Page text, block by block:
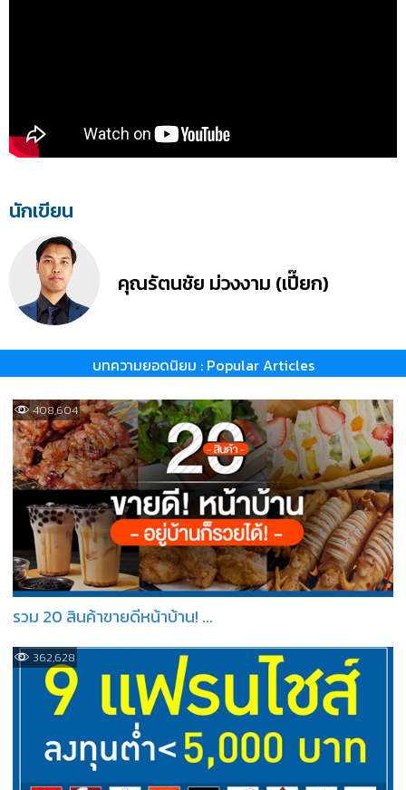
นักเขียน
คุณรัตนชัย ม่วงงาม (เปี๊ยก)
บทความยอดนิยม : Popular Articles
408,604
รวม 20 สินค้าขายดีหน้าบ้าน! ...
362,628